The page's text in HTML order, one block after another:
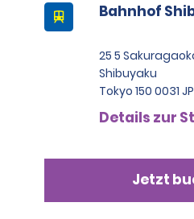
Bahnhof
25 5
Shibuyaku
Tokyo 150 0031 JP
Details zur
Jetzt